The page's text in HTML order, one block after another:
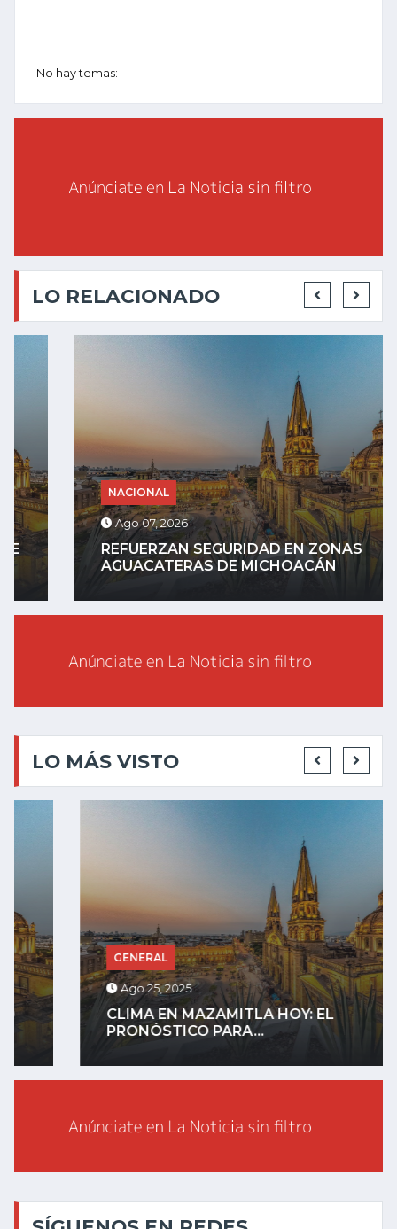
No hay temas:
LO RELACIONADO
NACIONAL
Ago 07, 2026
REFUERZAN SEGURIDAD EN ZONAS
AGUACATERAS DE MICHOACÁN
LO MÁS VISTO
GENERAL
Ago 25, 2025
CLIMA EN MAZAMITLA HOY: EL
PRONÓSTICO PARA...